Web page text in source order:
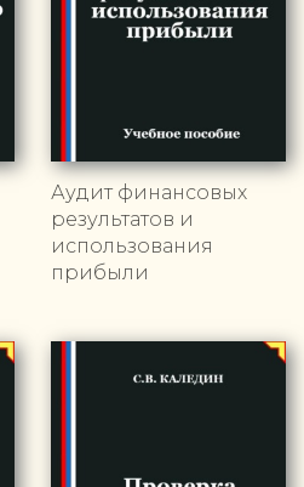
Аудит финансовых
результатов и
использования
прибыли